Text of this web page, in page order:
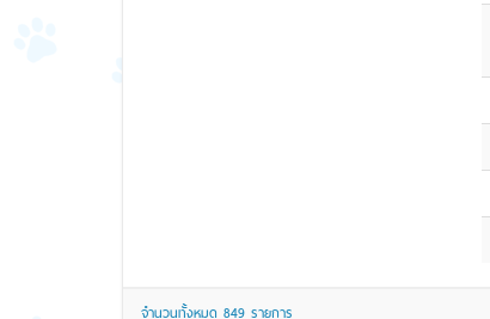
จำนวนทั้งหมด 849 รายการ